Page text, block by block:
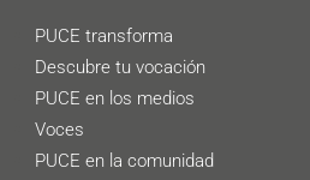
PUCE transforma
Descubre tu vocación
PUCE en los medios
Voces
PUCE en la comunidad